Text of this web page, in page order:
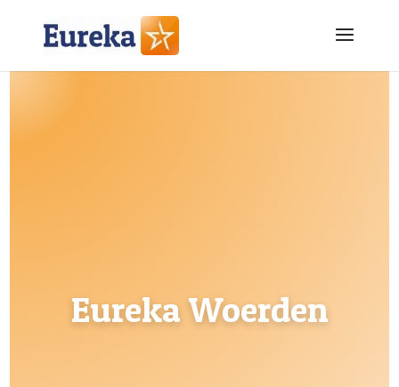
Eureka Woerden